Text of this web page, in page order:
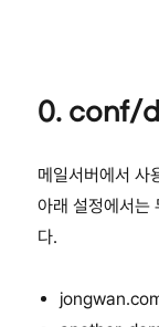
0. conf/
메일서버에서 사
아래 설정에서는
다.